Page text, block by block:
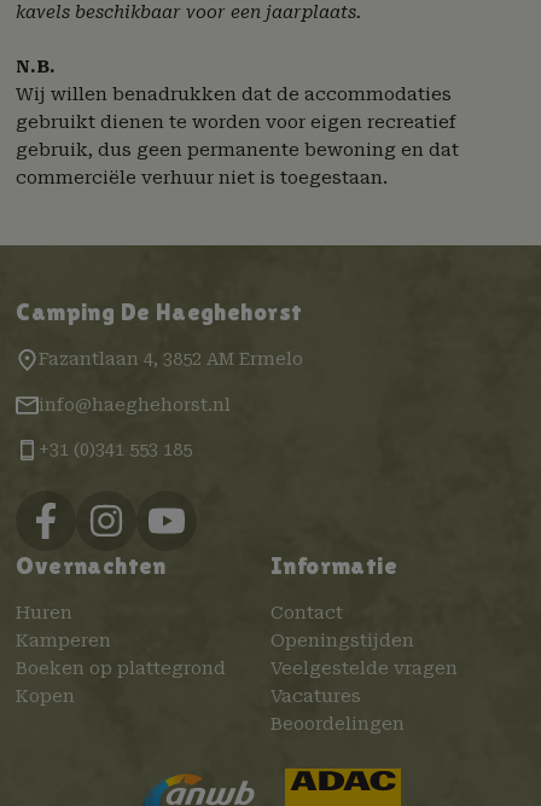
kavels beschikbaar voor een jaarplaats.
N.B.
Wij willen benadrukken dat de accommodaties
gebruikt dienen te worden voor eigen recreatief
gebruik, dus geen permanente bewoning en dat
commerciële verhuur niet is toegestaan.
Camping De Haeghehorst
Fazantlaan 4, 3852 AM Ermelo
info@haeghehorst.nl
+31 (0)341 553 185
Overnachten
Huren
Kamperen
Boeken op plattegrond
Kopen
Informatie
Contact
Openingstijden
Veelgestelde vragen
Vacatures
Beoordelingen